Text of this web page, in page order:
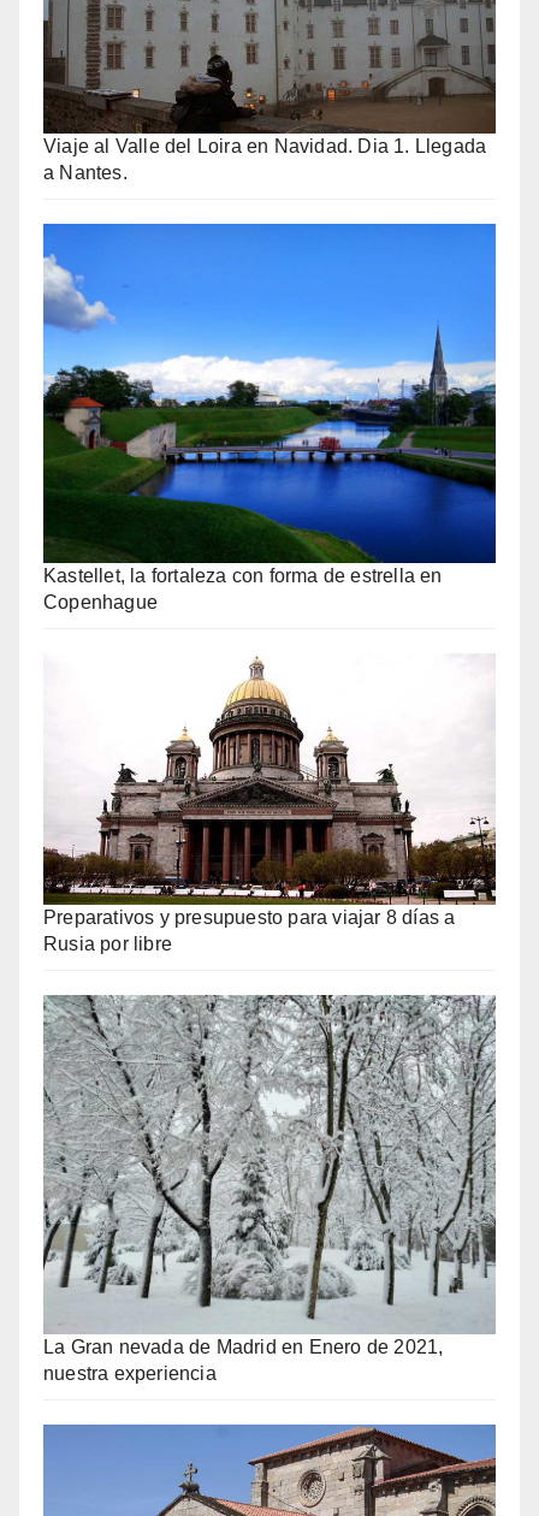
Viaje al Valle del Loira en Navidad. Dia 1. Llegada
a Nantes.
Kastellet, la fortaleza con forma de estrella en
Copenhague
Preparativos y presupuesto para viajar 8 días a
Rusia por libre
La Gran nevada de Madrid en Enero de 2021,
nuestra experiencia